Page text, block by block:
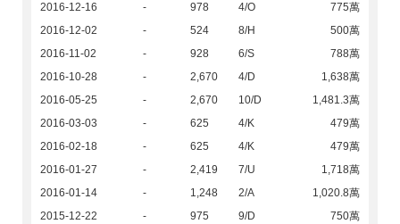
2016-12-16
- 978 4/O
775萬
2016-12-02
- 524 8/H
500萬
2016-11-02
- 928 6/S
788萬
2016-10-28
- 2,670 4/D
1,638萬
2016-05-25
- 2,670 10/D
1,481.3萬
2016-03-03
- 625 4/K
479萬
2016-02-18
- 625 4/K
479萬
2016-01-27
- 2,419 7/U
1,718萬
2016-01-14
- 1,248 2/A
1,020.8萬
2015-12-22
- 975 9/D
750萬